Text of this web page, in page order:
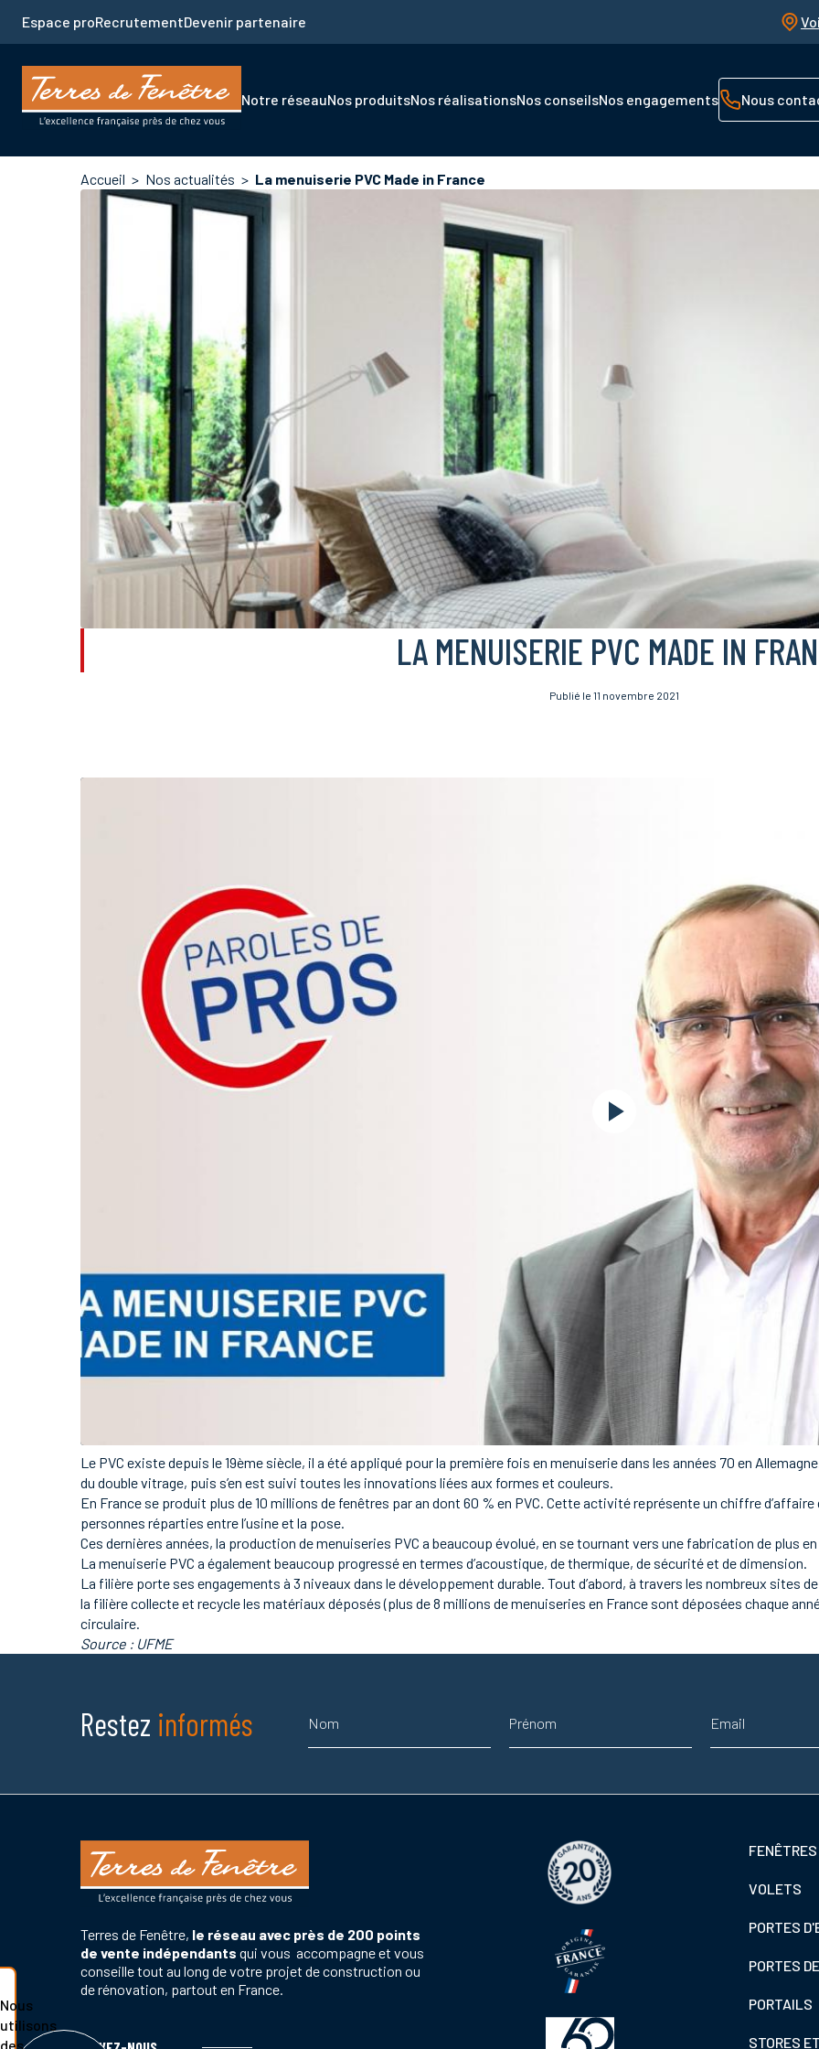
contenu
principal
Espace proRecrutementDevenir partenaire
Navigation
Notre réseauNos produitsNos réalisationsNos conseilsNos engagements Nous
Fil
d'Ariane
Accueil Nos actualités La menuiserie PVC Made in France
LA MENUISERIE PVC MADE IN
Publié le 11 novembre 2021
Le PVC existe depuis le 19ème siècle, il a été appliqué pour la première fois en menuiserie dans les années 70 en
du double vitrage, puis s’en est suivi toutes les innovations liées aux formes et couleurs.
En France se produit plus de 10 millions de fenêtres par an dont 60 % en PVC. Cette activité représente un chiffre d’affaire
personnes réparties entre l’usine et la pose.
Ces dernières années, la production de menuiseries PVC a beaucoup évolué, en se tournant vers une fabrication de plus
La menuiserie PVC a également beaucoup progressé en termes d’acoustique, de thermique, de sécurité et de dimension.
La filière porte ses engagements à 3 niveaux dans le développement durable. Tout d’abord, à travers les nombreux
la filière collecte et recycle les matériaux déposés (plus de 8 millions de menuiseries en France sont déposées chaque
circulaire.
Source : UFME
Restez informés
Terres de Fenêtre, le réseau avec près de 200 points
de vente indépendants qui vous accompagne et vous
conseille tout au long de votre projet de construction ou
de rénovation, partout en France.
Footer
de
FENÊTRES
VOLETS
PORTES
PORTES
PORTAILS
STORES
Nous
utilisons
des